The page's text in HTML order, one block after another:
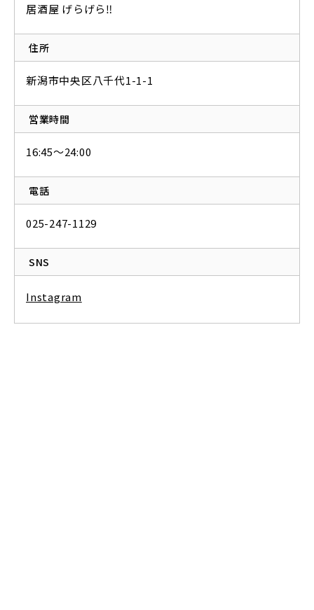
居酒屋 げらげら‼
住所
新潟市中央区八千代1-1-1
営業時間
16:45～24:00
電話
025-247-1129
SNS
Instagram